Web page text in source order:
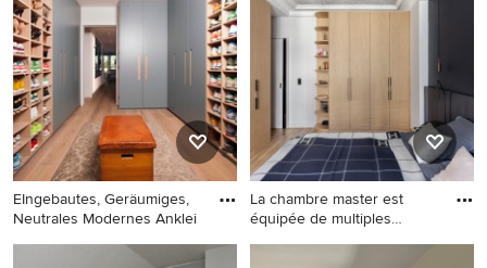
EIngebautes, Geräumiges,
Neutrales Modernes Anklei
EIngebautes, Geräumiges,
La chambre master est
équipée de multiples
EIngebautes, Großes,